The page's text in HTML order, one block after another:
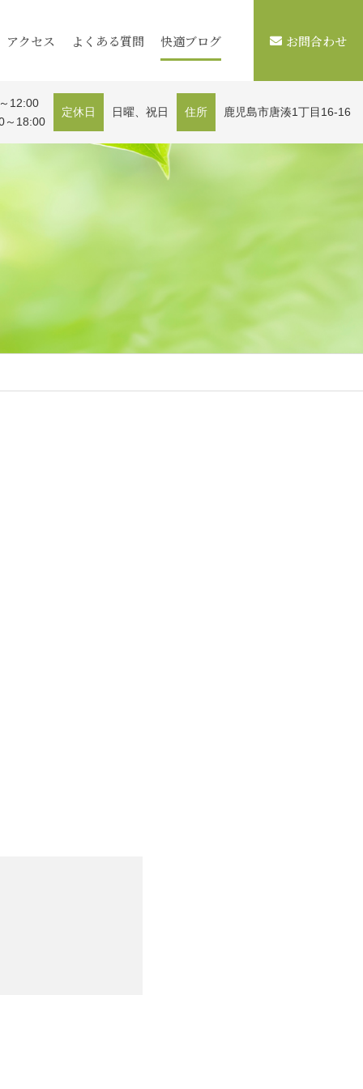
アクセス よくある質問 快適ブログ お問合わせ
12:00
18:00
定休日 日曜、祝日 住所 鹿児島市唐湊1丁目16-16